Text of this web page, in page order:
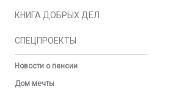
КНИГА ДОБРЫХ ДЕЛ
СПЕЦПРОЕКТЫ
Новости о пенсии
Дом мечты